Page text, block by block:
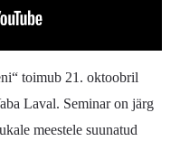
toimub 21. oktoobril
Laval. Seminar on järg
meestele suunatud